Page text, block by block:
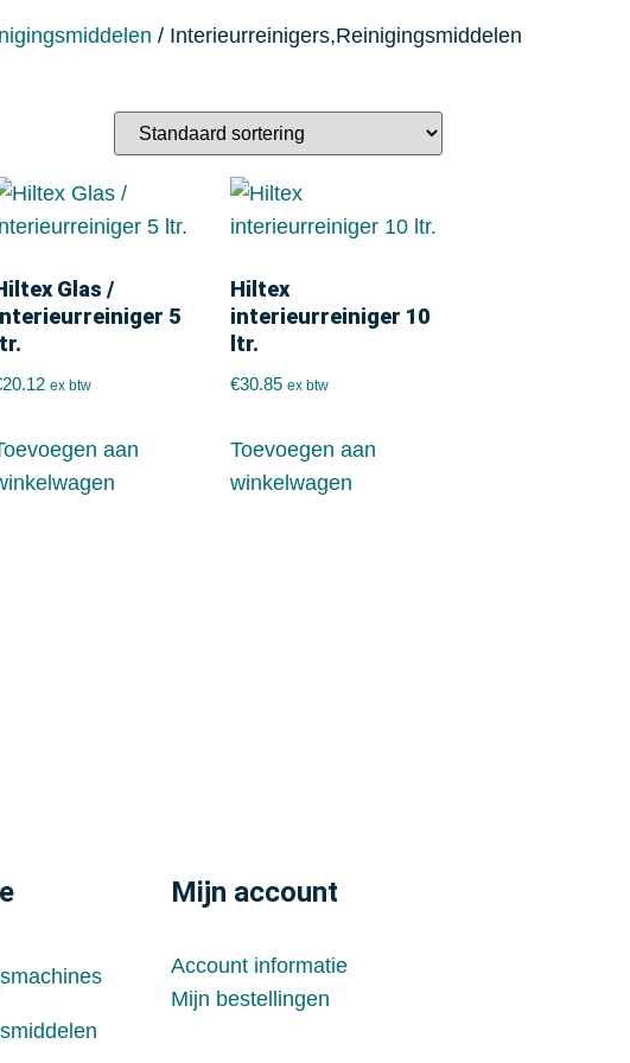
/ Interieurreinigers,Reinigingsmiddelen
Glas /
5
ltr.
20.12 ex btw
aan
Hiltex
interieurreiniger 10
ltr.
€30.85 ex btw
Toevoegen aan
winkelwagen
Mijn account
Account informatie
Mijn bestellingen